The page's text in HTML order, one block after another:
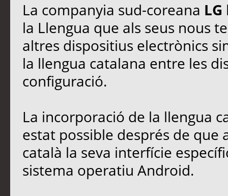
La companyia sud-coreana LG
la Llengua que als seus nous
altres dispositius electrònics
la llengua catalana entre les
configuració.
La incorporació de la llengua
estat possible després de
català la seva interfície
sistema operatiu Android.